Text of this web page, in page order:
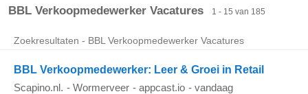
Sorteer op Bedrijf Soort dienstverband Werkuren
BBL Verkoopmedewerker Vacatures 1 - 15 van 185
Zoekresultaten - BBL Verkoopmedewerker Vacatures
BBL Verkoopmedewerker: Leer & Groei in Retail
Scapino.nl. - Wormerveer - appcast.io - vandaag